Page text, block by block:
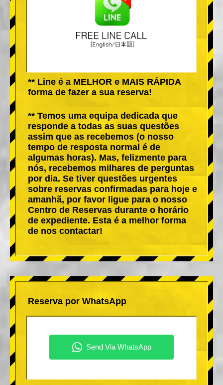
** Line é a MELHOR e MAIS RÁPIDA
forma de fazer a sua reserva!
** Temos uma equipa dedicada que
responde a todas as suas questões
assim que as recebemos (o nosso
tempo de resposta normal é de
algumas horas). Mas, felizmente para
nós, recebemos milhares de perguntas
por dia. Se tiver questões urgentes
sobre reservas confirmadas para hoje e
amanhã, por favor ligue para o nosso
Centro de Reservas durante o horário
de expediente. Esta é a melhor forma
de nos contactar!
Reserva por WhatsApp